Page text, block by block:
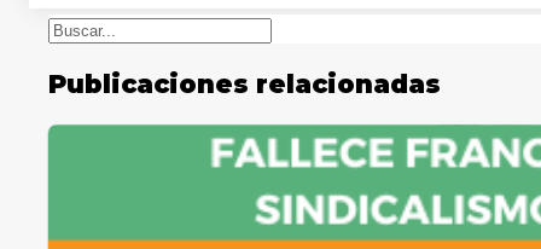
Buscar
Publicaciones relacionadas